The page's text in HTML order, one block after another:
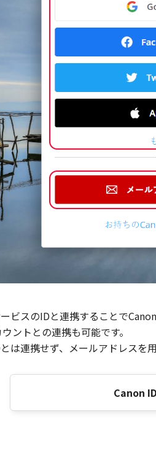
スのIDと連携することで
ントとの連携も可能です。
連携せず、メールアドレスを
Canon